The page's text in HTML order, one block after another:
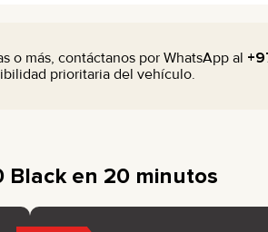
o más, contáctanos por WhatsApp al
prioritaria del vehículo.
Black en 20 minutos